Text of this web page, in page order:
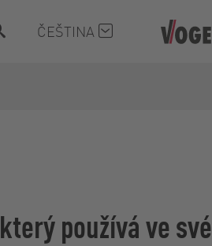
ČEŠTINA
používá ve své